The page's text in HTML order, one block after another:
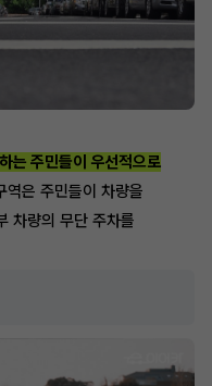
는 주민들이 우선적으로
역은 주민들이 차량을
차량의 무단 주차를